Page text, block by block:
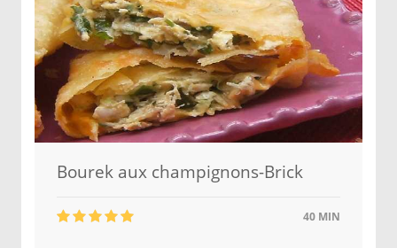
Bourek aux champignons-Brick
40 MIN